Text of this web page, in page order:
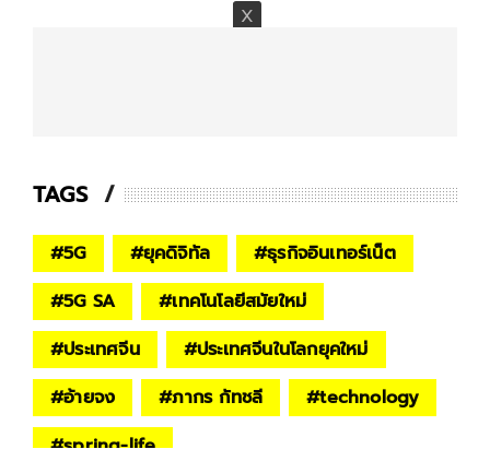
TAGS
#5G #ยุคดิจิทัล #ธุรกิจอินเทอร์เน็ต
#5G SA #เทคโนโลยีสมัยใหม่
#ประเทศจีน #ประเทศจีนในโลกยุคใหม่
#อ้ายจง #ภากร กัทชลี #technology
#spring-life